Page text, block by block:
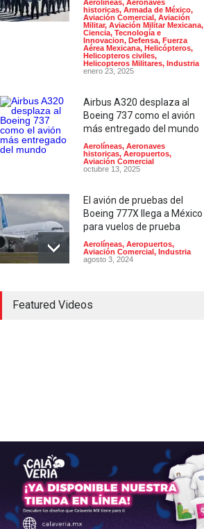
Aerolíneas, Aeronaves
historicas, Armada de México,
Aviación Comercial, Aviación
Militar, Aviación Militar Mexicana,
Ciencia, Tecnología e
Innovacion, Defensa, Fuerza
Aérea Mexicana, Helicópteros,
Helicopteros civiles,
Helicopteros Militares, Industria
enero 23, 2025
Airbus A320 desplaza al
Boeing 737 como el avión
más entregado del mundo
Aerolíneas, Aeronaves
historicas, Aeropuertos,
Aviación Comercial
octubre 13, 2025
El avión de pruebas del
Boeing 777X llega a México
para vuelos de prueba
Aerolíneas, Aeropuertos,
Aviación Comercial, Industria
agosto 3, 2024
supersónico que venía a
Featured Videos